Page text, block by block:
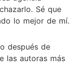
Sé que
lo mejor de mí.
después de
las autoras más